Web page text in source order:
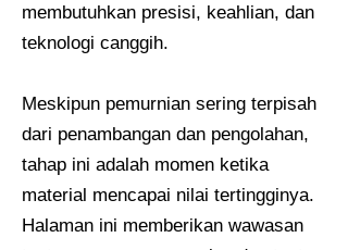
membutuhkan presisi, keahlian, dan
teknologi canggih.
Meskipun pemurnian sering terpisah
dari penambangan dan pengolahan,
tahap ini adalah momen ketika
material mencapai nilai tertingginya.
Halaman ini memberikan wawasan